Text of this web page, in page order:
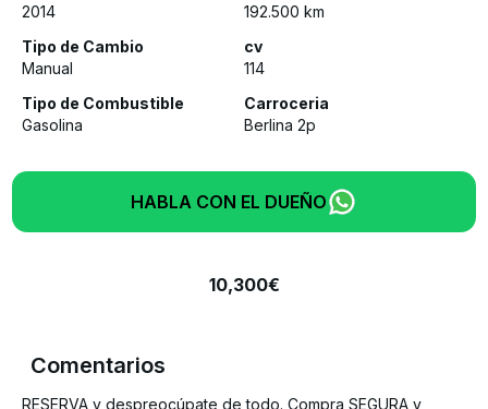
2014
192.500 km
Tipo de Cambio
Manual
cv
114
Tipo de Combustible
Gasolina
Carroceria
Berlina 2p
HABLA CON EL DUEÑO
10,300€
Comentarios
RESERVA y despreocúpate de todo. Compra SEGURA y